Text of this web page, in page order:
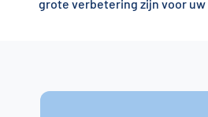
grote verbetering zijn voor